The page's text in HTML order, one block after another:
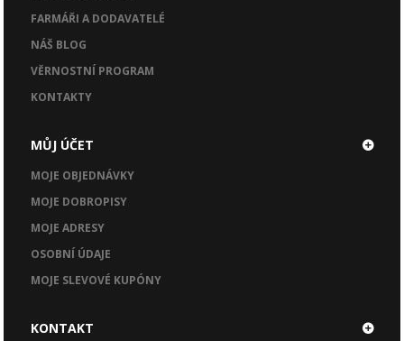
FARMÁŘI A DODAVATELÉ
NÁŠ BLOG
VĚRNOSTNÍ PROGRAM
KONTAKTY
MŮJ ÚČET
MOJE OBJEDNÁVKY
MOJE DOBROPISY
MOJE ADRESY
OSOBNÍ ÚDAJE
MOJE SLEVOVÉ KUPÓNY
KONTAKT